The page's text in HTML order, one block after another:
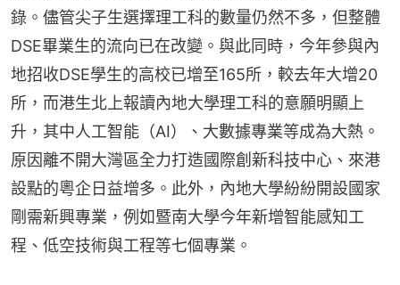
錄。儘管尖子生選擇理工科的數量仍然不多，但整體
DSE畢業生的流向已在改變。與此同時，今年參與內
地招收DSE學生的高校已增至165所，較去年大增20
所，而港生北上報讀內地大學理工科的意願明顯上
升，其中人工智能（AI）、大數據專業等成為大熱。
原因離不開大灣區全力打造國際創新科技中心、來港
設點的粵企日益增多。此外，內地大學紛紛開設國家
剛需新興專業，例如暨南大學今年新增智能感知工
程、低空技術與工程等七個專業。